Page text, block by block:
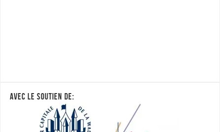
AVEC LE SOUTIEN DE: